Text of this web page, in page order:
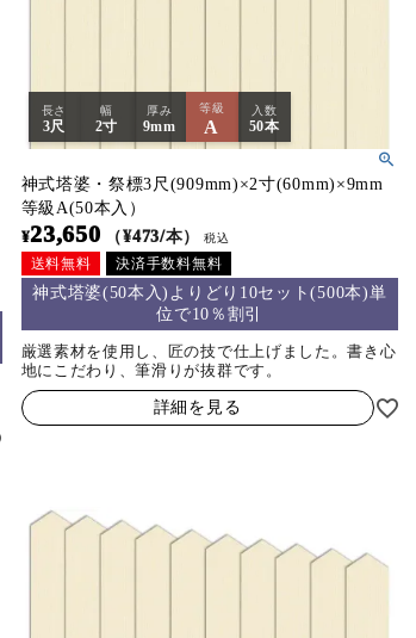
長さ
3尺
幅
2寸
厚み
9mm
等級
A
入数
50本
神式塔婆・祭標3尺(909mm)×2寸(60mm)×9mm
等級A(50本入）
¥23,650 （¥473/本） 税込
送料無料 決済手数料無料
神式塔婆(50本入)よりどり10セット(500本)単
位で10％割引
厳選素材を使用し、匠の技で仕上げました。書き心
地にこだわり、筆滑りが抜群です。
詳細を見る